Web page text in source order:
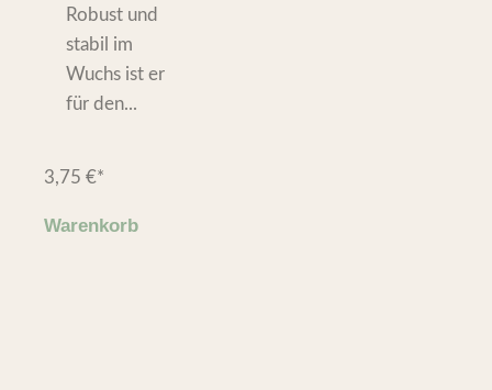
Robust und
stabil im
Wuchs ist er
für den...
3,75 €*
Warenkorb